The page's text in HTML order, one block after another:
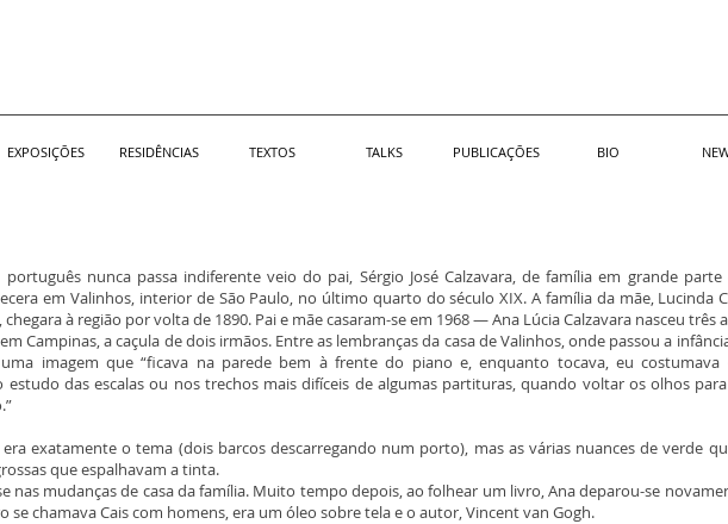
EXPOSIÇÕES RESIDÊNCIAS TEXTOS TALKS PUBLICAÇÕES BIO
nunca passa indiferente veio do pai, Sérgio José Calzavara, de família em grande
em Valinhos, interior de São Paulo, no último quarto do século XIX. A família da mãe, Lucinda
à região por volta de 1890. Pai e mãe casaram-se em 1968 — Ana Lúcia Calzavara nasceu três
Campinas, a caçula de dois irmãos. Entre as lembranças da casa de Valinhos, onde passou a
imagem que “ficava na parede bem à frente do piano e, enquanto tocava, eu costumava
das escalas ou nos trechos mais difíceis de algumas partituras, quando voltar os olhos
exatamente o tema (dois barcos descarregando num porto), mas as várias nuances de verde
que espalhavam a tinta.
nas mudanças de casa da família. Muito tempo depois, ao folhear um livro, Ana deparou-se
se chamava Cais com homens, era um óleo sobre tela e o autor, Vincent van Gogh.